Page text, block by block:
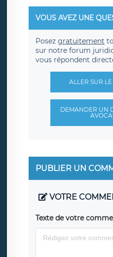
VOUS AVEZ UNE
Posez gratuitement
sur notre forum
vous répondent
ALLER SUR
DEMANDER UN
PUBLIER UN
VOTRE
Texte de votre